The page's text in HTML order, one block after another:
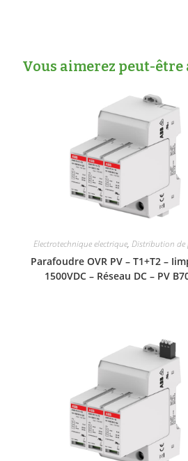
Vous aimerez peut-être
Electrotechnique electrique,Distribution de
Parafoudre OVR PV – T1+T2 –
1500VDC – Réseau DC – PV